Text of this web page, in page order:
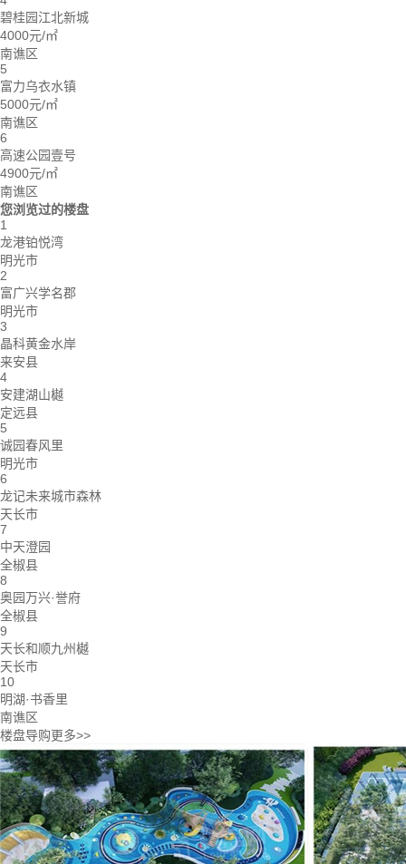
碧桂园江北新城
4000元/㎡
南谯区
5
富力乌衣水镇
5000元/㎡
南谯区
6
高速公园壹号
4900元/㎡
南谯区
您浏览过的楼盘
1
龙港铂悦湾
明光市
2
富广兴学名郡
明光市
3
晶科黄金水岸
来安县
4
安建湖山樾
定远县
5
诚园春风里
明光市
6
龙记未来城市森林
天长市
7
中天澄园
全椒县
8
奥园万兴·誉府
全椒县
9
天长和顺九州樾
天长市
10
明湖·书香里
南谯区
楼盘导购更多>>